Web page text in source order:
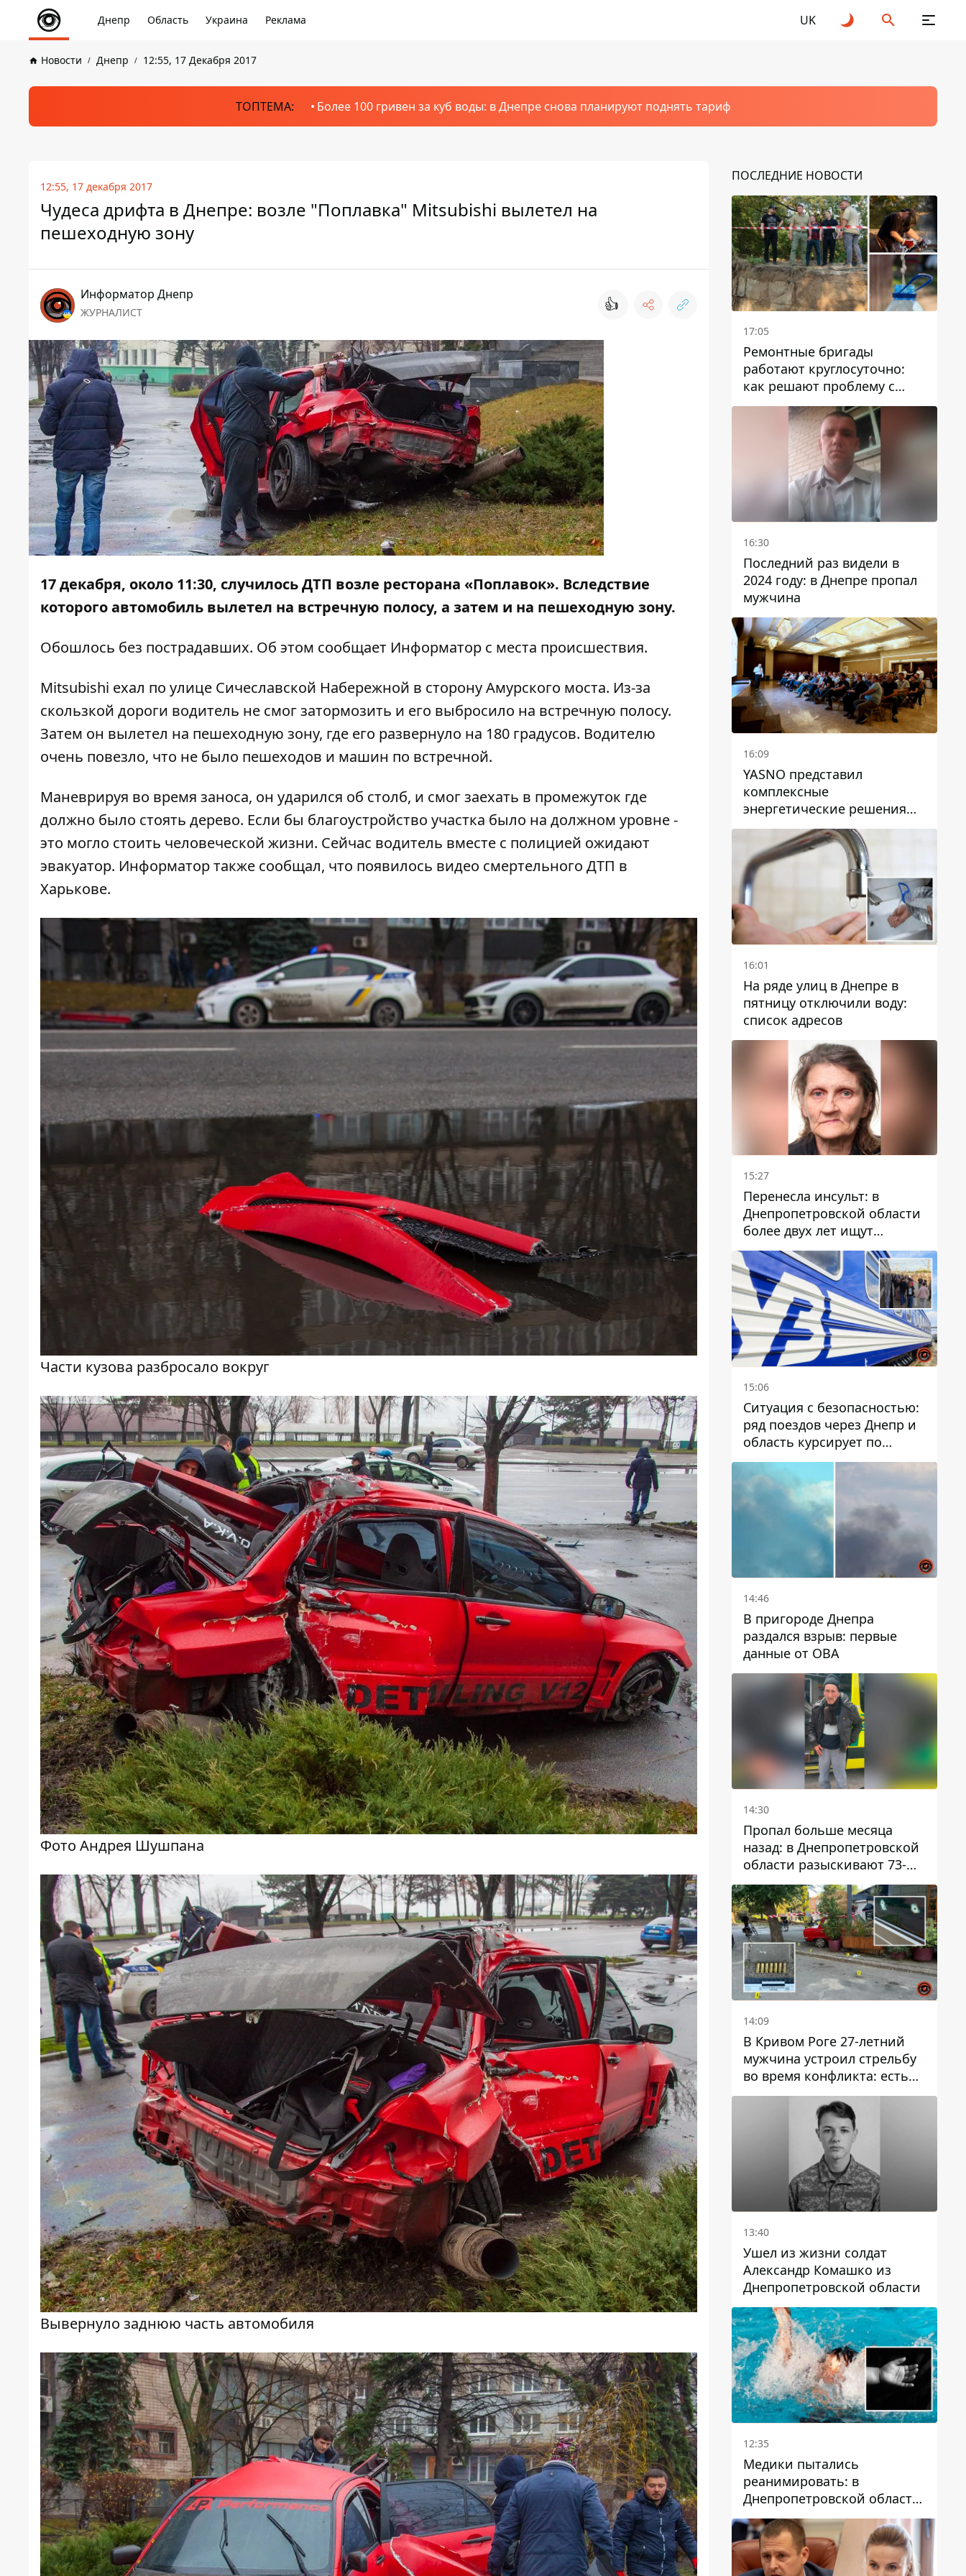
Днепр Область Украина Реклама UK
Новости Днепр 12:55, 17 Декабря 2017
ТОПТЕМА: Более 100 гривен за куб воды: в Днепре снова планируют поднять тариф
12:55, 17 декабря 2017
Чудеса дрифта в Днепре: возле "Поплавка" Mitsubishi вылетел на
пешеходную зону
Информатор Днепр
ЖУРНАЛИСТ 👍
17 декабря, около 11:30, случилось ДТП возле ресторана «Поплавок». Вследствие
которого автомобиль вылетел на встречную полосу, а затем и на пешеходную зону.
Обошлось без пострадавших. Об этом сообщает Информатор с места происшествия.
Mitsubishi ехал по улице Сичеславской Набережной в сторону Амурского моста. Из-за
скользкой дороги водитель не смог затормозить и его выбросило на встречную полосу.
Затем он вылетел на пешеходную зону, где его развернуло на 180 градусов. Водителю
очень повезло, что не было пешеходов и машин по встречной.
Маневрируя во время заноса, он ударился об столб, и смог заехать в промежуток где
должно было стоять дерево. Если бы благоустройство участка было на должном уровне -
это могло стоить человеческой жизни. Сейчас водитель вместе с полицией ожидают
эвакуатор. Информатор также сообщал, что появилось видео смертельного ДТП в
Харькове.
Части кузова разбросало вокруг
Фото Андрея Шушпана
Вывернуло заднюю часть автомобиля
ПОСЛЕДНИЕ НОВОСТИ
17:05
Ремонтные бригады
работают круглосуточно:
как решают проблему с
водой в Марганецкой
громаде
16:30
Последний раз видели в
2024 году: в Днепре пропал
мужчина
16:09
YASNO представил
комплексные
энергетические решения
для бизнеса в Днепре
16:01
На ряде улиц в Днепре в
пятницу отключили воду:
список адресов
15:27
Перенесла инсульт: в
Днепропетровской области
более двух лет ищут
пропавшую женщину
15:06
Ситуация с безопасностью:
ряд поездов через Днепр и
область курсирует по
измененному маршруту, а
часть пути заменили
автобусами и электричками
14:46
В пригороде Днепра
раздался взрыв: первые
данные от ОВА
14:30
Пропал больше месяца
назад: в Днепропетровской
области разыскивают 73-
летнего мужчину
14:09
В Кривом Роге 27-летний
мужчина устроил стрельбу
во время конфликта: есть
раненый
13:40
Ушел из жизни солдат
Александр Комашко из
Днепропетровской области
12:35
Медики пытались
реанимировать: в
Днепропетровской области
двухлетний мальчик утонул
в бассейне